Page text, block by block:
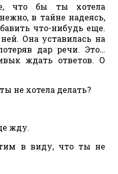
что бы ты хотела
в тайне надеясь,
что-нибудь еще.
Она уставилась на
дар речи. Это…
ждать ответов. О
не хотела делать?
жду.
в виду, что ты не